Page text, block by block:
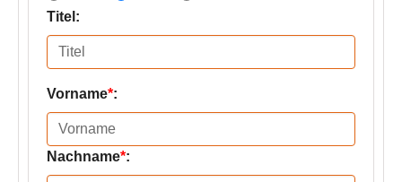
Titel:
Vorname*:
Nachname*: